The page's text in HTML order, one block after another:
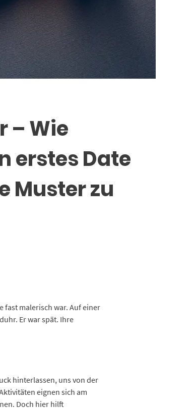
– Wie
erstes Date
Muster zu
fast malerisch war. Auf einer
Er war spät. Ihre
hinterlassen, uns von der
eignen sich am
Doch hier hilft